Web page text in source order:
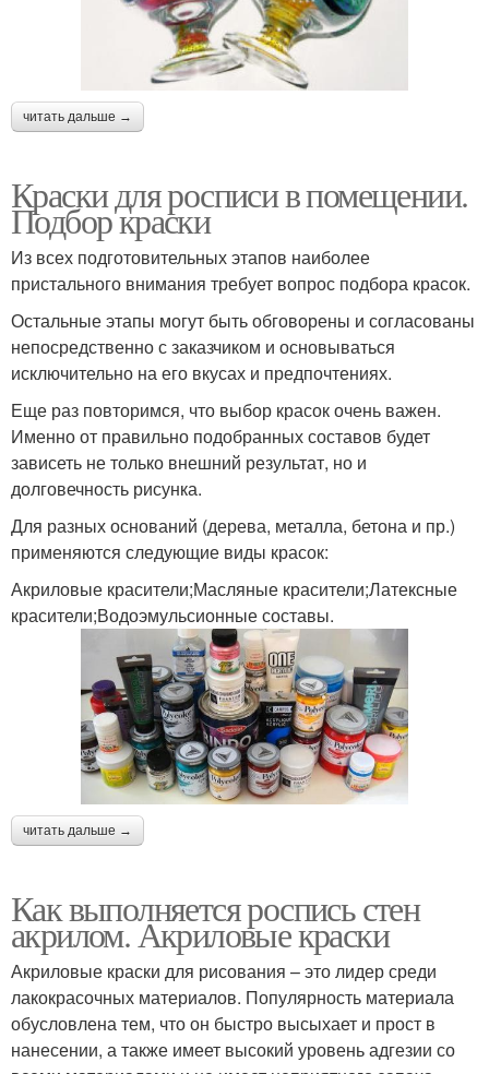
читать дальше →
Краски для росписи в помещении.
Подбор краски
Из всех подготовительных этапов наиболее
пристального внимания требует вопрос подбора красок.
Остальные этапы могут быть обговорены и согласованы
непосредственно с заказчиком и основываться
исключительно на его вкусах и предпочтениях.
Еще раз повторимся, что выбор красок очень важен.
Именно от правильно подобранных составов будет
зависеть не только внешний результат, но и
долговечность рисунка.
Для разных оснований (дерева, металла, бетона и пр.)
применяются следующие виды красок:
Акриловые красители;Масляные красители;Латексные
красители;Водоэмульсионные составы.
читать дальше →
Как выполняется роспись стен
акрилом. Акриловые краски
Акриловые краски для рисования – это лидер среди
лакокрасочных материалов. Популярность материала
обусловлена тем, что он быстро высыхает и прост в
нанесении, а также имеет высокий уровень адгезии со